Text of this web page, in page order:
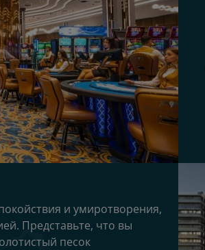
и умиротворения,
Представьте, что вы
песок